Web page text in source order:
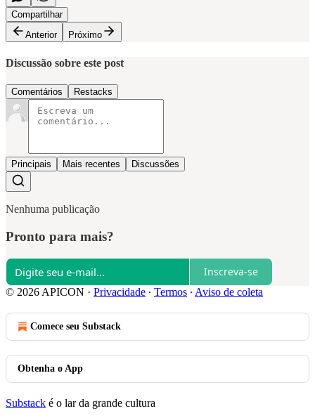
Compartilhar
Anterior
Próximo
Discussão sobre este post
Comentários Restacks
Principais Mais recentes Discussões
Nenhuma publicação
Pronto para mais?
Inscreva-se
© 2026 APICON · Privacidade ∙ Termos ∙ Aviso de coleta
Comece seu Substack
Obtenha o App
Substack é o lar da grande cultura